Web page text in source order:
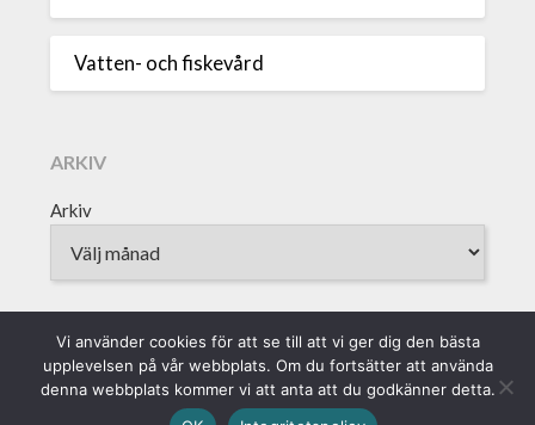
Vatten- och fiskevård
ARKIV
Arkiv
Sveriges Fiskevattenägareförbund • Borgmästaregatan 9, 371 15
Karlskrona • info@vattenagarna.se • 0455-300 312 • Org.Nr:
Vi använder cookies för att se till att vi ger dig den bästa
upplevelsen på vår webbplats. Om du fortsätter att använda
denna webbplats kommer vi att anta att du godkänner detta.